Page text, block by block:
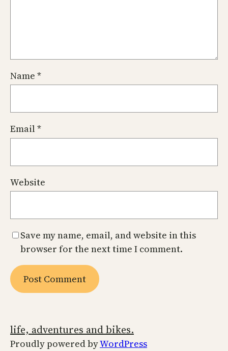
Name *
Email*
Website
Save my name, email, and website in this
browser for the next time I comment.
life, adventures and bikes.
Proudly powered byWordPress